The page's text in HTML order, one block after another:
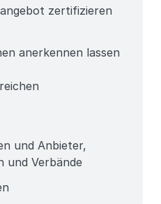
zertifizieren
anerkennen lassen
und Anbieter,
und Verbände